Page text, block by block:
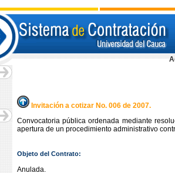
Invitación a cotizar No. 006 de 2007.
Convocatoria pública ordenada mediante
apertura de un procedimiento administrativo
Objeto del Contrato:
Anulada.